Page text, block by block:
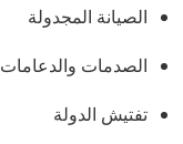
الصيانة المجدولة
الصدمات والدعامات
تفتيش الدولة